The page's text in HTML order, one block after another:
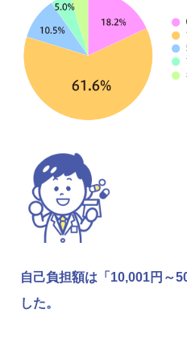
自己負担額は「10,001円～
した。